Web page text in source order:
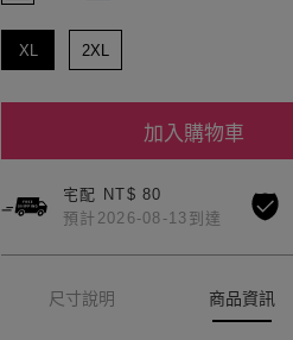
XL 2XL
加入購物車
宅配 NT$ 80
預計2026-08-13到達
尺寸說明 商品資訊